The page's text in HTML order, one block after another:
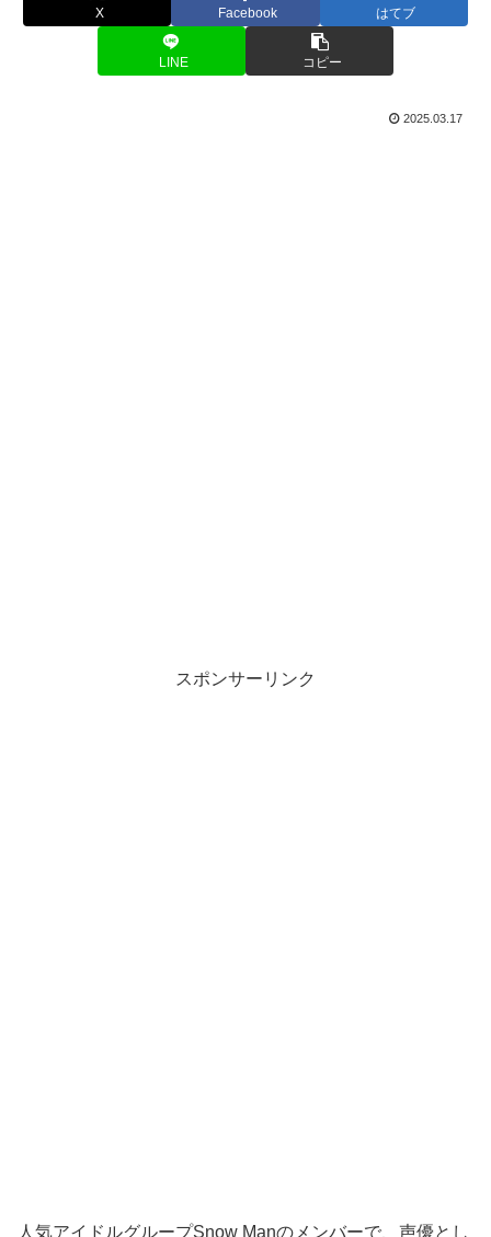
X Facebook はてブ
LINE コピー
2025.03.17
スポンサーリンク
人気アイドルグループSnow Manのメンバーで、声優とし